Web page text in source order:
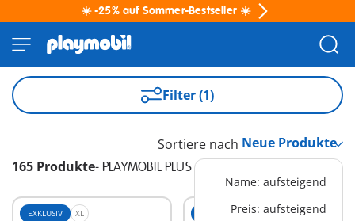
☀️ -25% auf Sommer-Bestseller ☀️
Filter (1)
165 Produkte- PLAYMOBIL PLUS
Sortiere nach
Name: aufsteigend
Preis: aufsteigend
EXKLUSIV XL EXKLUSIV XL